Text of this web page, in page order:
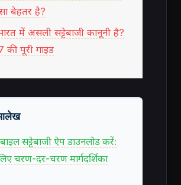
बेहतर है?
में असली सट्टेबाजी कानूनी है?
की पूरी गाइड
सट्टेबाजी ऐप डाउनलोड करें:
चरण-दर-चरण मार्गदर्शिका